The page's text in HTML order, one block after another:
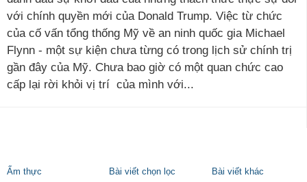
với chính quyền mới của Donald Trump. Việc từ chức
của cố vấn tổng thống Mỹ về an ninh quốc gia Michael
Flynn - một sự kiện chưa từng có trong lịch sử chính trị
gần đây của Mỹ. Chưa bao giờ có một quan chức cao
cấp lại rời khỏi vị trí của mình với...
Ẩm thực Bài viết chọn lọc
Bài viết khác